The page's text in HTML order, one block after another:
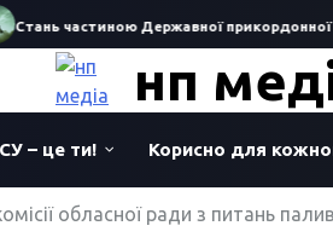
частиною Державної прикордонної
нп
– це ти! Корисно для
обласної ради з питань